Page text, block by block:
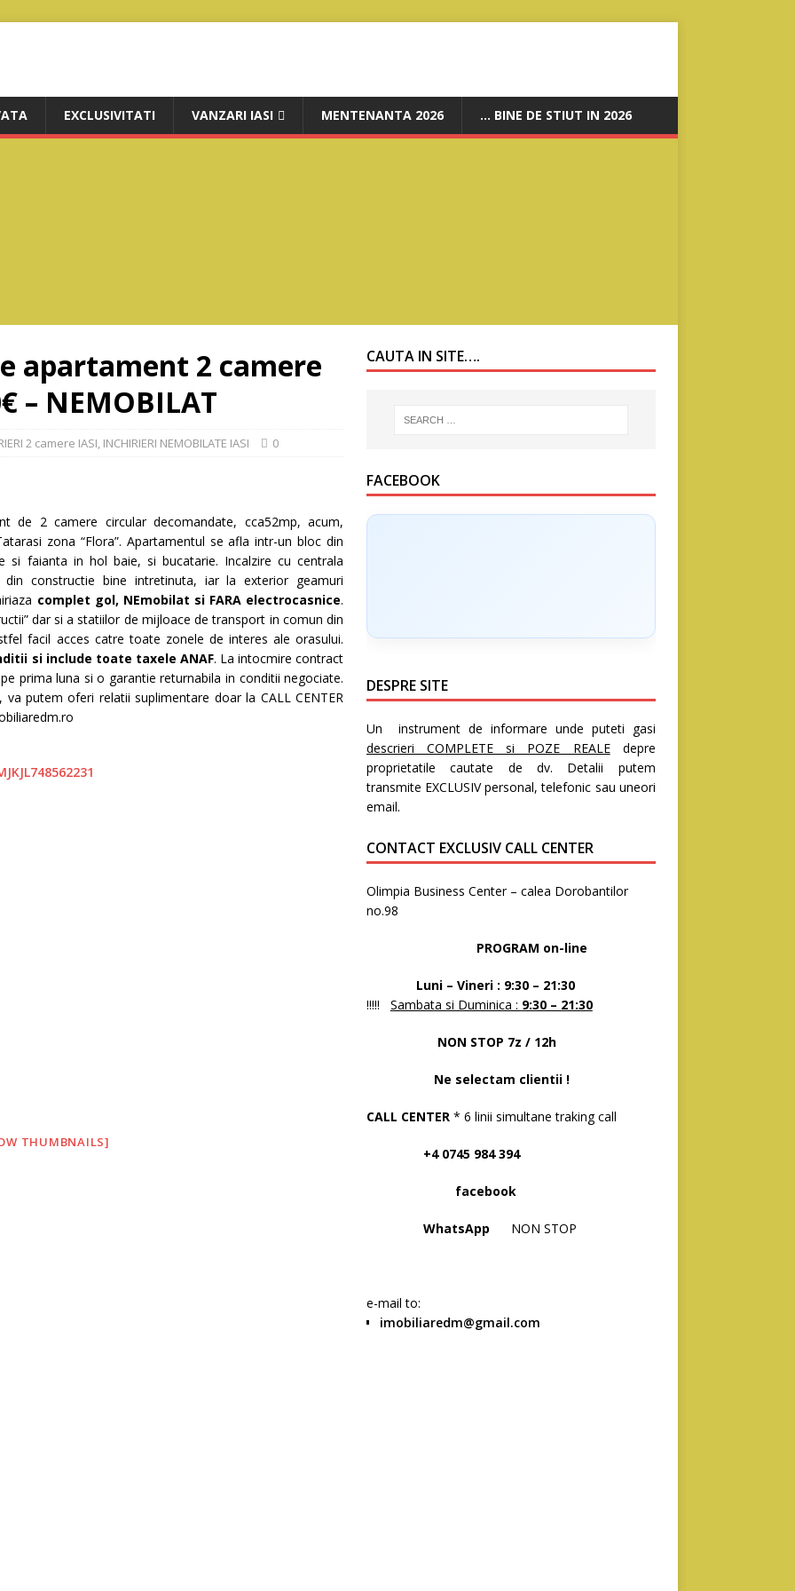
EXCLUSIVITATI VANZARI IASI MENTENANTA 2026 … BINE DE STIUT IN 2026
apartament 2 camere
– NEMOBILAT
2 camere IASI, INCHIRIERI NEMOBILATE IASI 0
de 2 camere circular decomandate, cca52mp, acum,
zona “Flora”. Apartamentul se afla intr-un bloc din
faianta in hol baie, si bucatarie. Incalzire cu centrala
constructie bine intretinuta, iar la exterior geamuri
complet gol, NEmobilat si FARA electrocasnice.
dar si a statiilor de mijloace de transport in comun din
facil acces catre toate zonele de interes ale orasului.
si include toate taxele ANAF. La intocmire contract
prima luna si o garantie returnabila in conditii negociate.
putem oferi relatii suplimentare doar la CALL CENTER
THUMBNAILS]
CAUTA IN SITE….
FACEBOOK
DESPRE SITE
Un instrument de informare unde puteti gasi
descrieri COMPLETE si POZE REALEdepre
proprietatile cautate de dv. Detalii putem
transmite EXCLUSIV personal, telefonic sau uneori
email.
CONTACT EXCLUSIV CALL CENTER
Olimpia Business Center – calea Dorobantilor
no.98
PROGRAM on-line
Luni – Vineri : 9:30 – 21:30
!!!!! Sambata si Duminica : 9:30 – 21:30
NON STOP 7z / 12h
Ne selectam clientii !
CALL CENTER* 6 linii simultane traking call
+4 0745 984 394
facebook
WhatsApp NON STOP
e-mail to:
imobiliaredm@gmail.com